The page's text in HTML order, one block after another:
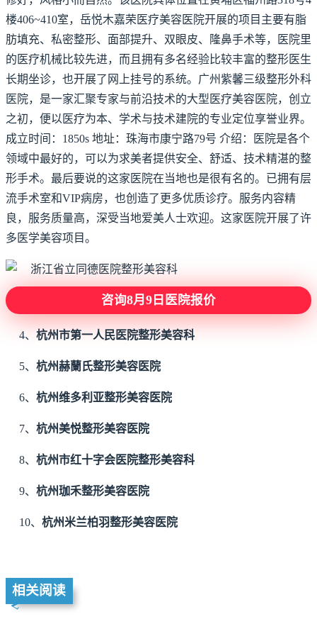
楼406~410室，岳悦木嘉荣医疗美容医院开展的项目主要有脂
肪填充、私密整形、面部提升、双眼皮、隆鼻手术等，医院里
的医疗机械比较先进，而且拥有多名经验比较丰富的整形医生
长期坐诊，也开展了网上挂号的系统。广州紫馨三级整形外科
医院，是一家汇聚专家与前沿技术的大型医疗美容医院，创立
之初，便以医疗为本、学术与技术建院的专业定位享誉业界。
成立时间：1850s 地址：珠海市康宁路79号 介绍：医院是各个
领域中最好的，可以为求美者提供安全、舒适、技术精湛的整
形手术。最后要说的这家医院在当地也是很有名的。已拥有层
流手术室和VIP病房，也创造了更多优质诊疗。服务内容精
良，服务质量高，深受当地爱美人士欢迎。这家医院开展了许
多医学美容项目。
咨询8月9日医院报价
4、杭州市第一人民医院整形美容科
5、杭州赫蘭氏整形美容医院
6、杭州维多利亚整形美容医院
7、杭州美悦整形美容医院
8、杭州市红十字会医院整形美容科
9、杭州珈禾整形美容医院
10、杭州米兰柏羽整形美容医院
相关阅读